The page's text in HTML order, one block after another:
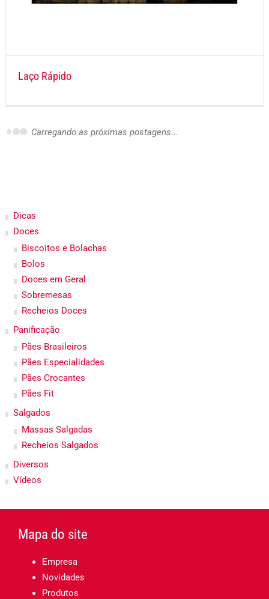
Laço Rápido
Carregando as próximas postagens...
Dicas
Doces
Biscoitos e Bolachas
Bolos
Doces em Geral
Sobremesas
Recheios Doces
Panificação
Pães Brasileiros
Pães Especialidades
Pães Crocantes
Pães Fit
Salgados
Massas Salgadas
Recheios Salgados
Diversos
Vídeos
Mapa do site
Empresa
Novidades
Produtos